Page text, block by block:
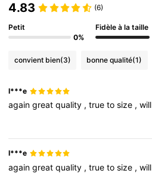
4.83 (6)
Petit
0%
Fidèle à la taille
convient bien(3) bonne qualité(1)
I***e
againgreatquality ,truetosize ,will
I***e
againgreatquality ,truetosize ,will